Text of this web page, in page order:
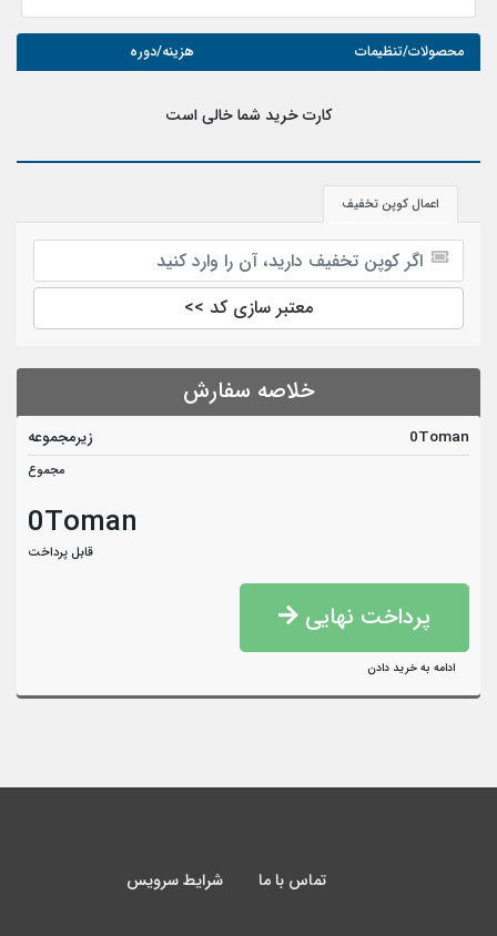
محصولات/تنظیمات هزینه/دوره
کارت خرید شما خالی است
اعمال کوپن تخفیف
معتبر سازی کد >>
خلاصه سفارش
زیرمجموعه 0Toman
مجموع
0Toman
قابل پرداخت
پرداخت نهایی
ادامه به خرید دادن
تماس با ما شرایط سرویس